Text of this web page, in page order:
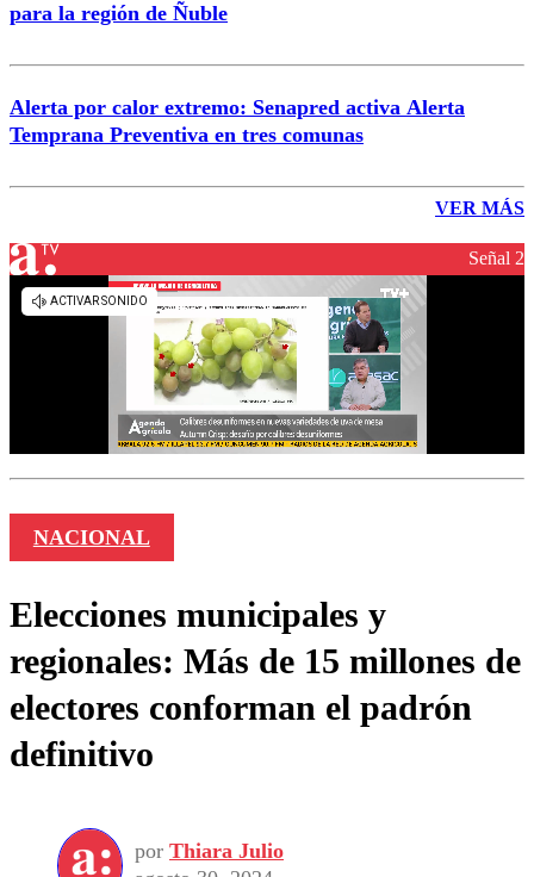
para la región de Ñuble
Alerta por calor extremo: Senapred activa Alerta
Temprana Preventiva en tres comunas
VER MÁS
Señal 2
NACIONAL
Elecciones municipales y
regionales: Más de 15 millones de
electores conforman el padrón
definitivo
por Thiara Julio